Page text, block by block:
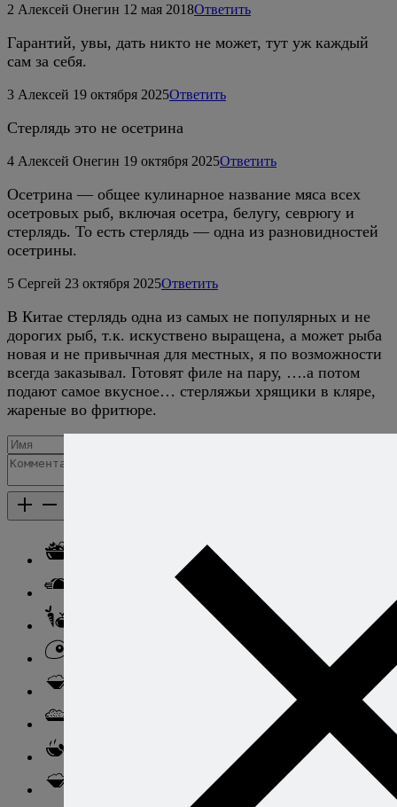
2 Алексей Онегин 12 мая 2018Ответить
Гарантий, увы, дать никто не может, тут уж каждый
сам за себя.
3 Алексей 19 октября 2025Ответить
Стерлядь это не осетрина
4 Алексей Онегин 19 октября 2025Ответить
Осетрина — общее кулинарное название мяса всех
осетровых рыб, включая осетра, белугу, севрюгу и
стерлядь. То есть стерлядь — одна из разновидностей
осетрины.
5 Сергей 23 октября 2025Ответить
В Китае стерлядь одна из самых не популярных и не
дорогих рыб, т.к. искуствено выращена, а может рыба
новая и не привычная для местных, я по возможности
всегда заказывал. Готовят филе на пару, ….а потом
подают самое вкусное… стерляжьи хрящики в кляре,
жареные во фритюре.